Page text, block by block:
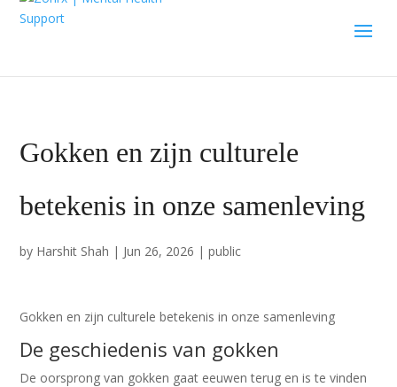
Gokken en zijn culturele
betekenis in onze samenleving
by Harshit Shah | Jun 26, 2026 |public
Gokken en zijn culturele betekenis in onze samenleving
De geschiedenis van gokken
De oorsprong van gokken gaat eeuwen terug en is te vinden